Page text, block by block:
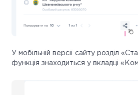
У мобільній версії сайту розділ
функція знаходиться у вкладці